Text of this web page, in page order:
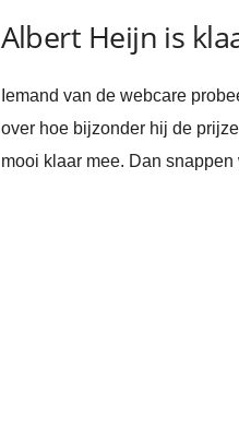
Albert Heijn is
Iemand van de webcare
over hoe bijzonder hij de
mooi klaar mee. Dan